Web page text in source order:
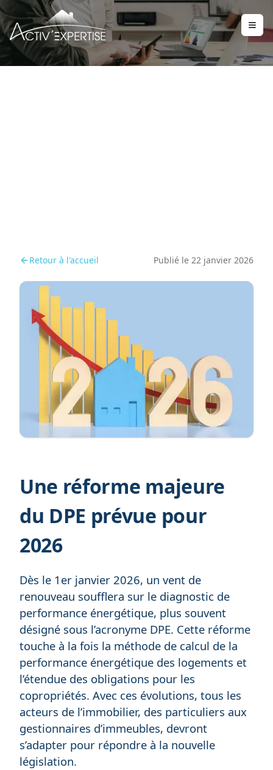
Retour à l'accueil Publié le 22 janvier 2026
Une réforme majeure
du DPE prévue pour
2026
Dès le 1er janvier 2026, un vent de
renouveau soufflera sur le diagnostic de
performance énergétique, plus souvent
désigné sous l’acronyme DPE. Cette réforme
touche à la fois la méthode de calcul de la
performance énergétique des logements et
l’étendue des obligations pour les
copropriétés. Avec ces évolutions, tous les
acteurs de l’immobilier, des particuliers aux
gestionnaires d’immeubles, devront
s’adapter pour répondre à la nouvelle
législation.